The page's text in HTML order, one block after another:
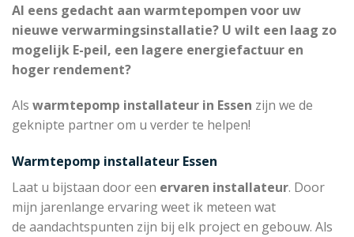
Al eens gedacht aan warmtepompen voor uw
nieuwe verwarmingsinstallatie? U wilt een laag zo
mogelijk E-peil, een lagere energiefactuur en
hoger rendement?
Als warmtepomp installateur in Essen zijn we de
geknipte partner om u verder te helpen!
Warmtepomp installateur Essen
Laat u bijstaan door een ervaren installateur. Door
mijn jarenlange ervaring weet ik meteen wat
de aandachtspunten zijn bij elk project en gebouw. Als